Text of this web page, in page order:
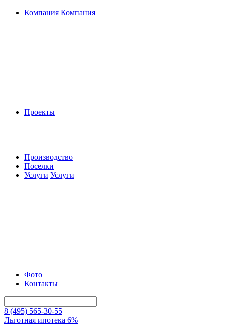
Компания Компания
Проекты
Производство
Поселки
Услуги Услуги
Фото
Контакты
8 (495) 565-30-55
Льготная ипотека 6%